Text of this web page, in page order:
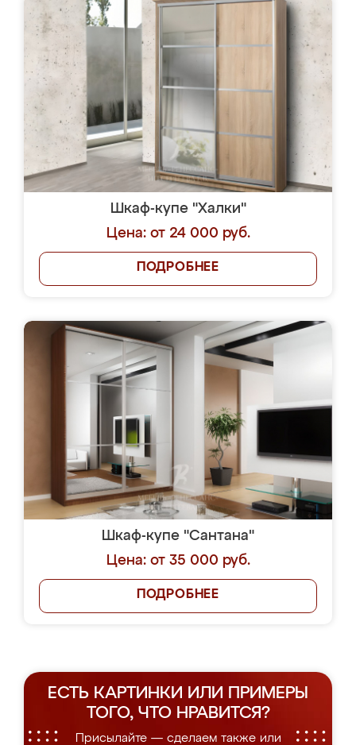
Шкаф-купе "Халки"
Цена: от 24 000 руб.
ПОДРОБНЕЕ
Шкаф-купе "Сантана"
Цена: от 35 000 руб.
ПОДРОБНЕЕ
ЕСТЬ КАРТИНКИ ИЛИ ПРИМЕРЫ
ТОГО, ЧТО НРАВИТСЯ?
Присылайте — сделаем также или